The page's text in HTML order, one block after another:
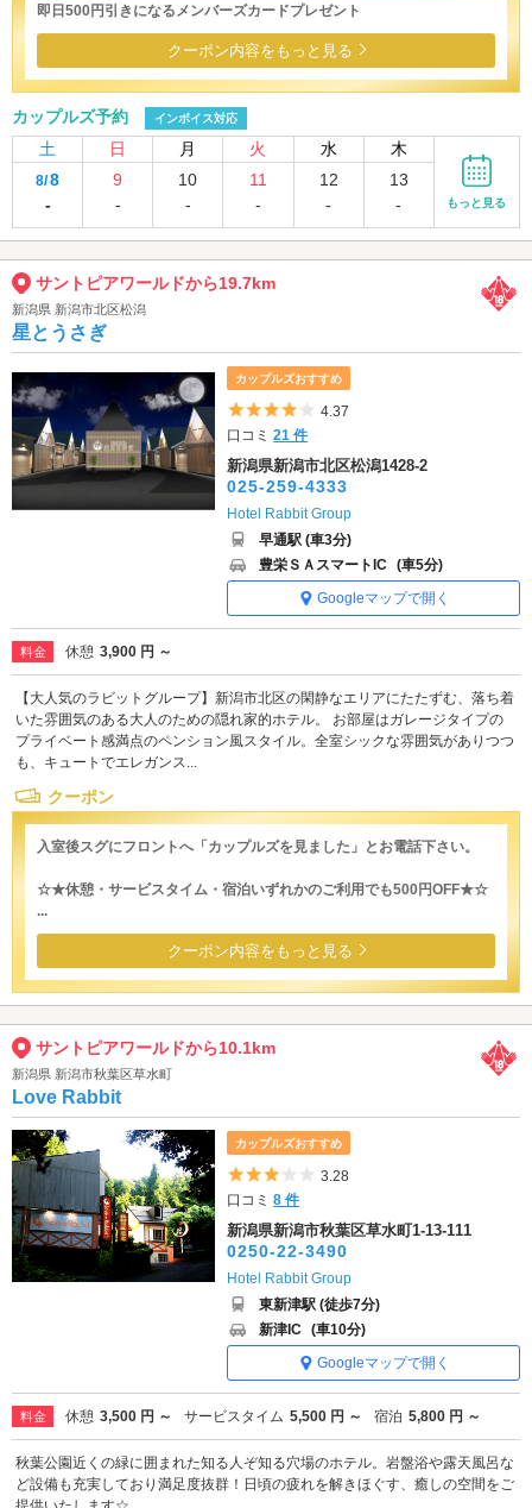
即日500円引きになるメンバーズカードプレゼント
クーポン内容をもっと見る
カップルズ予約 インボイス対応
土 日 月 火 水 木
8/8
-
9
-
10
-
11
-
12
-
13
-
もっと見る
サントピアワールドから19.7km
新潟県 新潟市北区松潟
星とうさぎ
カップルズおすすめ
5つ星のうち4
4.37
口コミ21 件
新潟県新潟市北区松潟1428-2
025-259-4333
Hotel Rabbit Group
早通駅 (車3分)
豊栄ＳＡスマートIC (車5分)
Googleマップで開く
料金 休憩 3,900 円 ～
【大人気のラビットグループ】新潟市北区の閑静なエリアにたたずむ、落ち着
いた雰囲気のある大人のための隠れ家的ホテル。 お部屋はガレージタイプの
プライベート感満点のペンション風スタイル。全室シックな雰囲気がありつつ
も、キュートでエレガンス...
クーポン
入室後スグにフロントへ「カップルズを見ました」とお電話下さい。
☆★休憩・サービスタイム・宿泊いずれかのご利用でも500円OFF★☆
...
クーポン内容をもっと見る
サントピアワールドから10.1km
新潟県 新潟市秋葉区草水町
Love Rabbit
カップルズおすすめ
5つ星のうち3
3.28
口コミ8 件
新潟県新潟市秋葉区草水町1-13-111
0250-22-3490
Hotel Rabbit Group
東新津駅 (徒歩7分)
新津IC (車10分)
Googleマップで開く
料金 休憩 3,500 円 ～ サービスタイム 5,500 円 ～ 宿泊 5,800 円 ～
秋葉公園近くの緑に囲まれた知る人ぞ知る穴場のホテル。岩盤浴や露天風呂な
ど設備も充実しており満足度抜群！日頃の疲れを解きほぐす、癒しの空間をご